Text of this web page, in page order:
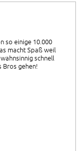
so einige 10.000
macht Spaß weil
schnell
Bros gehen!